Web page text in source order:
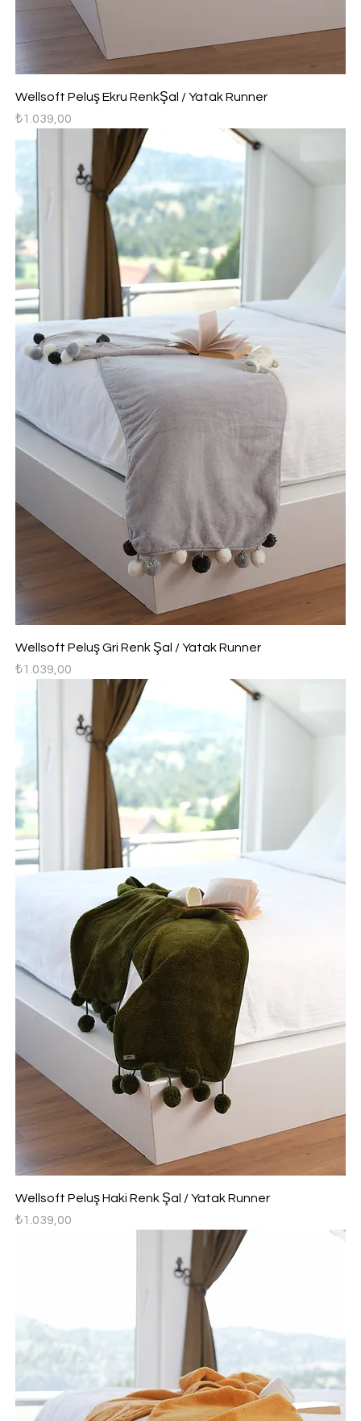
Wellsoft Peluş Ekru RenkŞal / Yatak Runner
Fiyat
₺1.039,00
Wellsoft Peluş Gri Renk Şal / Yatak Runner
Fiyat
₺1.039,00
Wellsoft Peluş Haki Renk Şal / Yatak Runner
Fiyat
₺1.039,00